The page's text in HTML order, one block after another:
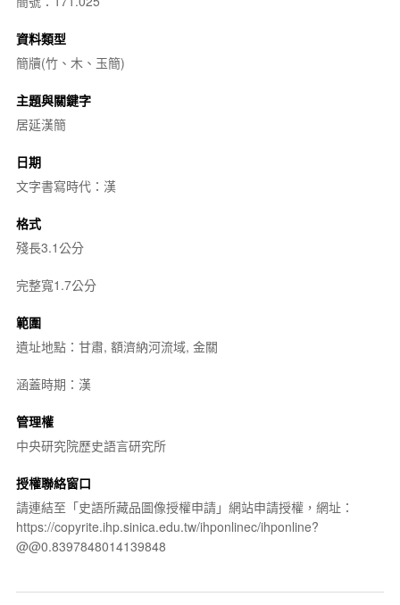
資料類型
簡牘(竹、木、玉簡)
主題與關鍵字
居延漢簡
日期
文字書寫時代：漢
格式
殘長3.1公分
完整寬1.7公分
範圍
遺址地點：甘肅, 額濟納河流域, 金關
涵蓋時期：漢
管理權
中央研究院歷史語言研究所
授權聯絡窗口
請連結至「史語所藏品圖像授權申請」網站申請授權，網址：
https://copyrite.ihp.sinica.edu.tw/ihponlinec/ihponline?
@@0.8397848014139848